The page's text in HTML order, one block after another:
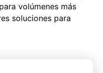
volúmenes más
soluciones para